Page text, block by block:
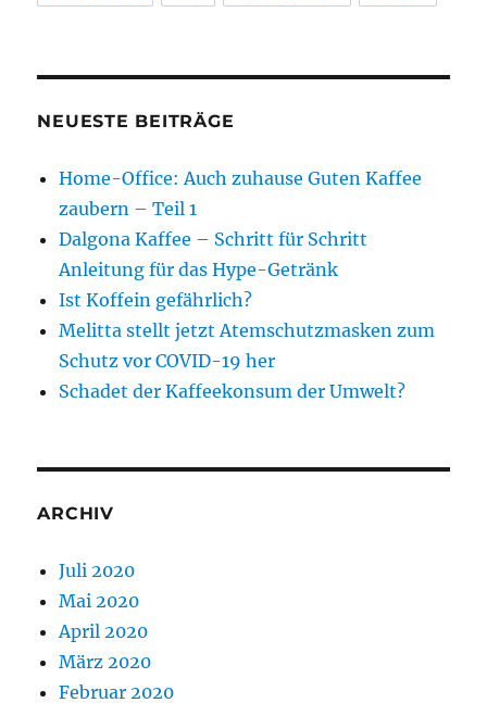
NEUESTE BEITRÄGE
Home-Office: Auch zuhause Guten Kaffee
zaubern – Teil 1
Dalgona Kaffee – Schritt für Schritt
Anleitung für das Hype-Getränk
Ist Koffein gefährlich?
Melitta stellt jetzt Atemschutzmasken zum
Schutz vor COVID-19 her
Schadet der Kaffeekonsum der Umwelt?
ARCHIV
Juli 2020
Mai 2020
April 2020
März 2020
Februar 2020